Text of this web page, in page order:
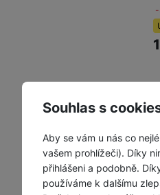
Souhlas s
Aby se vám u nás co
vašem prohlížeči). Díky
přihlášeni a podobně.
používáme k dalšímu